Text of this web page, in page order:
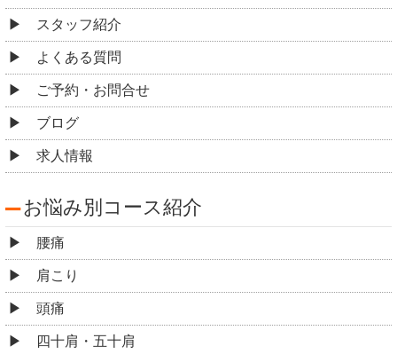
スタッフ紹介
よくある質問
ご予約・お問合せ
ブログ
求人情報
お悩み別コース紹介
腰痛
肩こり
頭痛
四十肩・五十肩